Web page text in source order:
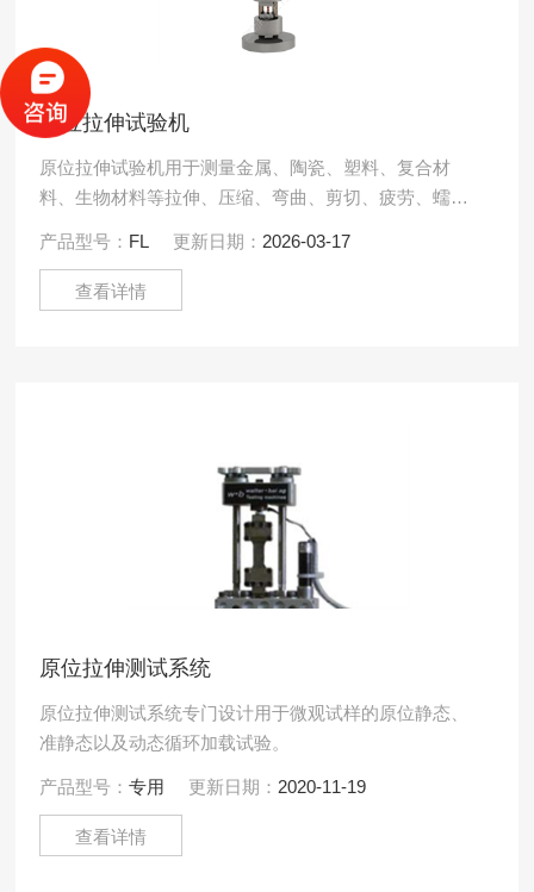
原位拉伸试验机
原位拉伸试验机用于测量金属、陶瓷、塑料、复合材
料、生物材料等拉伸、压缩、弯曲、剪切、疲劳、蠕
样形变。可配合高温加.....
产品型号： FL 更新日期： 2026-03-17
查看详情
原位拉伸测试系统
原位拉伸测试系统专门设计用于微观试样的原位静态、
准静态以及动态循环加载试验。
产品型号：专用 更新日期： 2020-11-19
查看详情